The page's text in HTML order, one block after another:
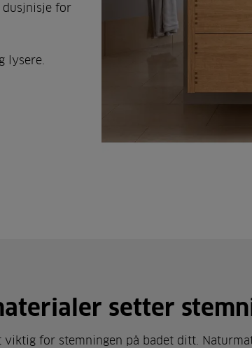
dusjnisje for
lysere.
setter
for stemningen på badet ditt.